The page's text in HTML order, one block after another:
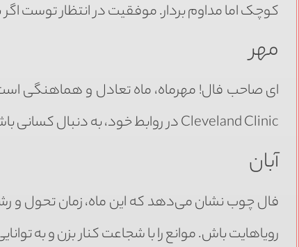
کوچک اما مداوم بردار. موفقیت در انتظار توست
مهر
ای صاحب فال! مهرماه، ماه تعادل و هماهنگی
Cleveland Clinic در روابط خود، به دنبال کسانی باش که با تو هم‌راستا هستند و از انرژی مثبت آن‌ها بهره ببر.
آبان
فال چوب نشان می‌دهد که این ماه، زمان تحول و رشد
رویاهایت باش. موانع را با شجاعت کنار بزن و به